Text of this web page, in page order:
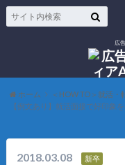
広
ホーム ＜HOW TO＞就活・
【例文あり】就活面接で好印象
2018.03.08 新卒